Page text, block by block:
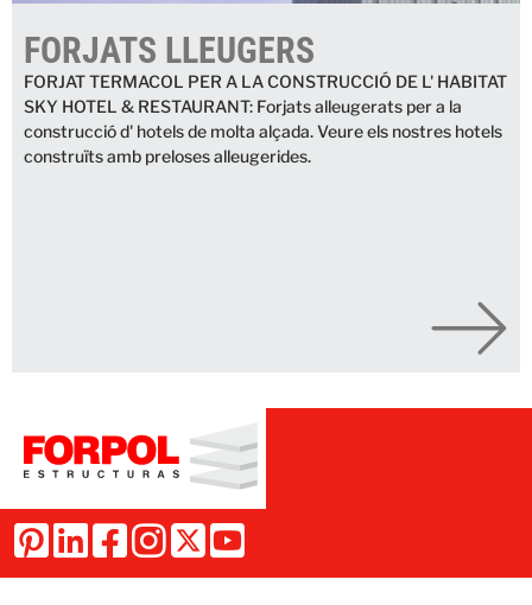
FORJATS LLEUGERS
FORJAT TERMACOL PER A LA CONSTRUCCIÓ DE L' HABITAT
SKY HOTEL & RESTAURANT: Forjats alleugerats per a la
construcció d' hotels de molta alçada. Veure els nostres hotels
construïts amb preloses alleugerides.